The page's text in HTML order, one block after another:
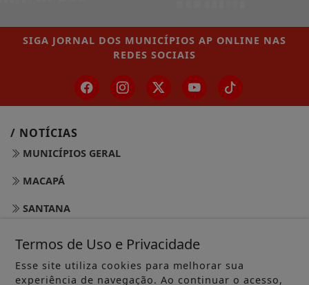
SIGA JORNAL DOS MUNICÍPIOS AP ONLINE NAS
REDES SOCIAIS
/ NOTÍCIAS
MUNICÍPIOS GERAL
MACAPÁ
SANTANA
LARANJAL DO JARI
OIAPOQUE
Termos de Uso e Privacidade
Esse site utiliza cookies para melhorar sua
experiência de navegação. Ao continuar o acesso,